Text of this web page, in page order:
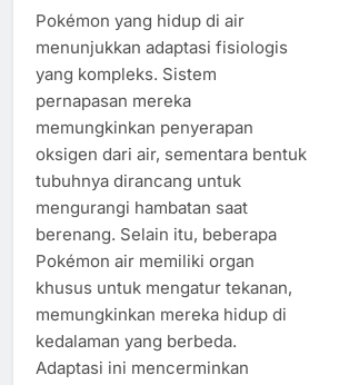
Pokémon yang hidup di air
menunjukkan adaptasi fisiologis
yang kompleks. Sistem
pernapasan mereka
memungkinkan penyerapan
oksigen dari air, sementara bentuk
tubuhnya dirancang untuk
mengurangi hambatan saat
berenang. Selain itu, beberapa
Pokémon air memiliki organ
khusus untuk mengatur tekanan,
memungkinkan mereka hidup di
kedalaman yang berbeda.
Adaptasi ini mencerminkan